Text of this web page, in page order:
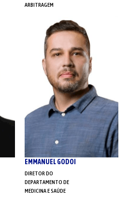
ARBITRAGEM
EMMANUEL GODOI
DIRETOR DO
DEPARTAMENTO DE
MEDICINA E SAÚDE